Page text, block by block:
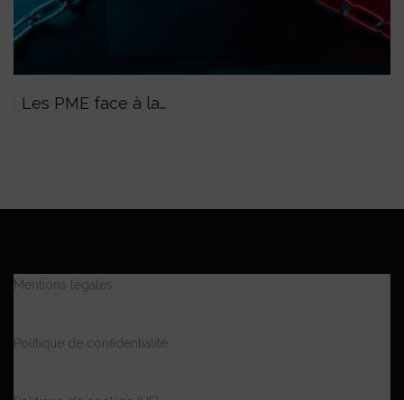
Les PME face à la…
Mentions légales
Politique de confidentialité